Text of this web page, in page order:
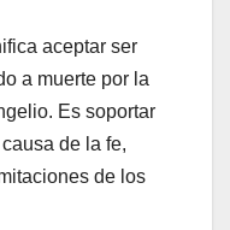
aceptar ser
a muerte por la
Es soportar
de la fe,
de los